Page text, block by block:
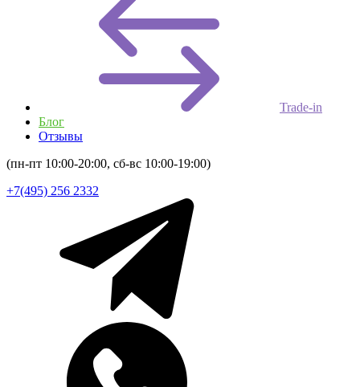
Trade-in
Блог
Отзывы
(пн-пт 10:00-20:00, сб-вс 10:00-19:00)
+7(495) 256 2332